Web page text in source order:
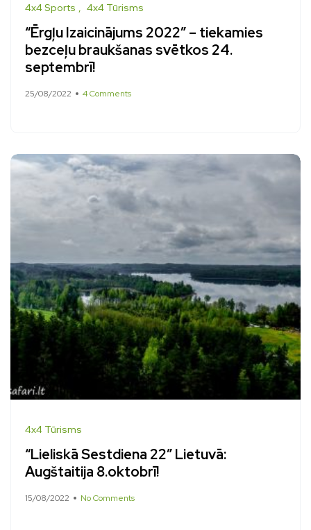
4x4 Sports
4x4 Tūrisms
“Ērgļu Izaicinājums 2022” – tiekamies
bezceļu braukšanas svētkos 24.
septembrī!
25/08/2022 4 Comments
4x4 Tūrisms
“Lieliskā Sestdiena 22” Lietuvā:
Augštaitija 8.oktobrī!
15/08/2022 No Comments